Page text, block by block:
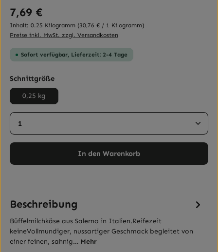
Regulärer Preis:
7,69 €
Inhalt: 0.25 Kilogramm (30,76 € / 1 Kilogramm)
Preise inkl. MwSt. zzgl. Versandkosten
Sofort verfügbar, Lieferzeit: 2-4 Tage
Schnittgrößeauswählen
0,25 kg
Produkt Anzahl: Gib den gewünschten Wert ein
In den Warenkorb
Beschreibung
Büffelmilchkäse aus Salerno in Italien.Reifezeit
keineVollmundiger, nussartiger Geschmack begleitet von
einer feinen, sahnig… Mehr